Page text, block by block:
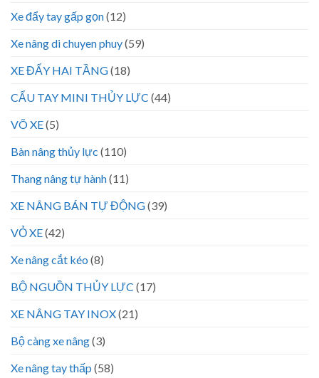
Xe đẩy tay gấp gọn(12)
Xe nâng di chuyen phuy(59)
XE ĐẨY HAI TẦNG(18)
CẨU TAY MINI THỦY LỰC (44)
VÕ XE(5)
Bàn nâng thủy lực (110)
Thang nâng tự hành(11)
XE NÂNG BÁN TỰ ĐỘNG(39)
VỎ XE(42)
Xe nâng cắt kéo (8)
BỘ NGUỒN THỦY LỰC (17)
XE NÂNG TAY INOX(21)
Bộ càng xe nâng(3)
Xe nâng tay thấp (58)